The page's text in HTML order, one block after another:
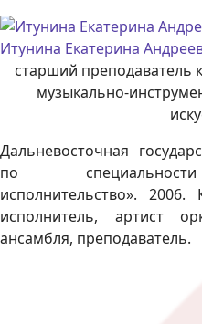
Итунина Екатерина
старший преподаватель
музыкально-
Дальневосточная
по специальности
исполнительство».
исполнитель, артист
ансамбля, преподаватель.